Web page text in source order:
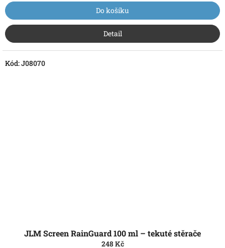
Do košíku
Detail
JLM Screen RainGuard 100 ml – tekuté stěrače
248 Kč
Kód:J08070